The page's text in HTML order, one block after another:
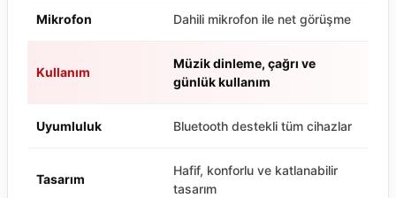
Mikrofon Dahili mikrofon ile net görüşme
Kullanım
Müzik dinleme, çağrı ve
günlük kullanım
Uyumluluk Bluetooth destekli tüm cihazlar
Tasarım
Hafif, konforlu ve katlanabilir
tasarım